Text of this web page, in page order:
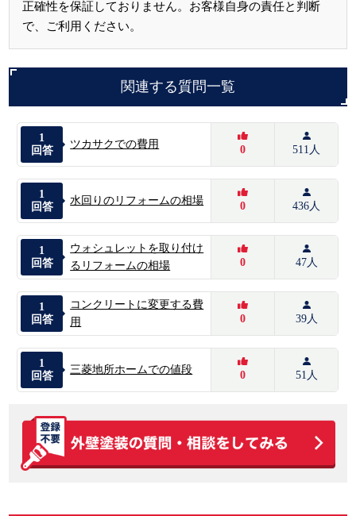
正確性を保証しておりません。お客様自身の責任と判断
で、ご利用ください。
関連する質問一覧
1
回答
ツカサクでの費用 0 511人
1
回答
水回りのリフォームの相場 0 436人
1
回答
ウォシュレットを取り付け
るリフォームの相場
0 47人
1
回答
コンクリートに変更する費
用
0 39人
1
回答
三菱地所ホームでの値段 0 51人